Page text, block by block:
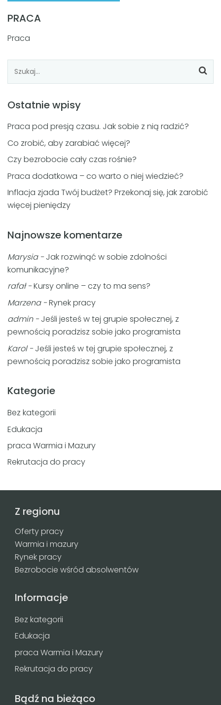
PRACA
Praca
Ostatnie wpisy
Praca pod presją czasu. Jak sobie z nią radzić?
Co zrobić, aby zarabiać więcej?
Czy bezrobocie cały czas rośnie?
Praca dodatkowa – co warto o niej wiedzieć?
Inflacja zjada Twój budżet? Przekonaj się, jak zarobić
więcej pieniędzy
Najnowsze komentarze
Marysia- Jak rozwinąć w sobie zdolności
komunikacyjne?
rafał-Kursy online – czy to ma sens?
Marzena-Rynek pracy
admin- Jeśli jesteś w tej grupie społecznej, z
pewnością poradzisz sobie jako programista
Karol- Jeśli jesteś w tej grupie społecznej, z
pewnością poradzisz sobie jako programista
Kategorie
Bez kategorii
Edukacja
praca Warmia i Mazury
Rekrutacja do pracy
Z regionu
Oferty pracy
Warmia i mazury
Rynek pracy
Bezrobocie wśród absolwentów
Informacje
Bez kategorii
Edukacja
praca Warmia i Mazury
Rekrutacja do pracy
Bądź na bieżąco